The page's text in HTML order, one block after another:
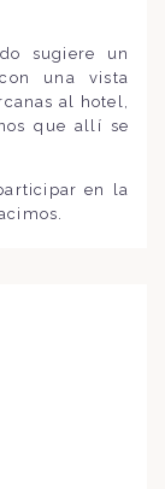
sugiere un
una vista
al hotel,
que allí se
en la